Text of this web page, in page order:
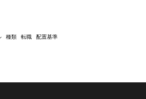
種類 転職 配置基準